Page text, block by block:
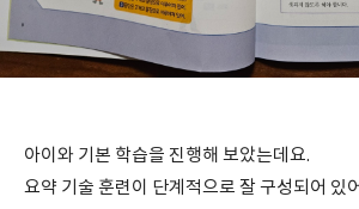
아이와 기본 학습을 진행해 보았는데요.
요약 기술 훈련이 단계적으로 잘 구성되어 있